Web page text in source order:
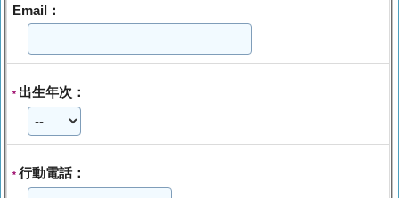
Email：
* 出生年次：
* 行動電話：